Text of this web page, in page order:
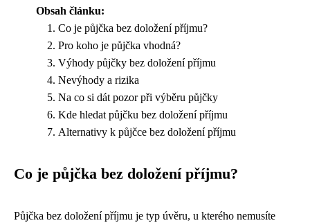
Obsah článku:
Co je půjčka bez doložení příjmu?
Pro koho je půjčka vhodná?
Výhody půjčky bez doložení příjmu
Nevýhody a rizika
Na co si dát pozor při výběru půjčky
Kde hledat půjčku bez doložení příjmu
Alternativy k půjčce bez doložení příjmu
Co je půjčka bez doložení příjmu?
Půjčka bez doložení příjmu je typ úvěru, u kterého nemusíte